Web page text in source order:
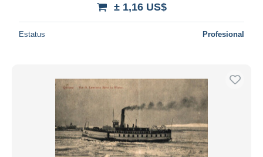
± 1,16 US$
Estatus Profesional